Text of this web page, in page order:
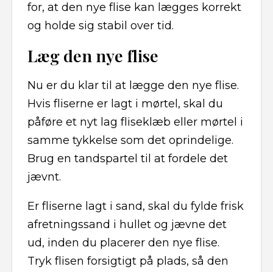
for, at den nye flise kan lægges korrekt
og holde sig stabil over tid.
Læg den nye flise
Nu er du klar til at lægge den nye flise.
Hvis fliserne er lagt i mørtel, skal du
påføre et nyt lag fliseklæb eller mørtel i
samme tykkelse som det oprindelige.
Brug en tandspartel til at fordele det
jævnt.
Er fliserne lagt i sand, skal du fylde frisk
afretningssand i hullet og jævne det
ud, inden du placerer den nye flise.
Tryk flisen forsigtigt på plads, så den